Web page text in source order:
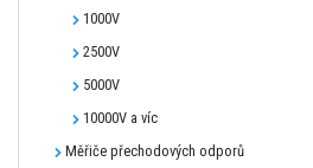
1000V
2500V
5000V
10000V a víc
Měřiče přechodových odporů